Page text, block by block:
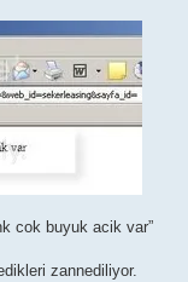
cok buyuk acik var”
zannediliyor.